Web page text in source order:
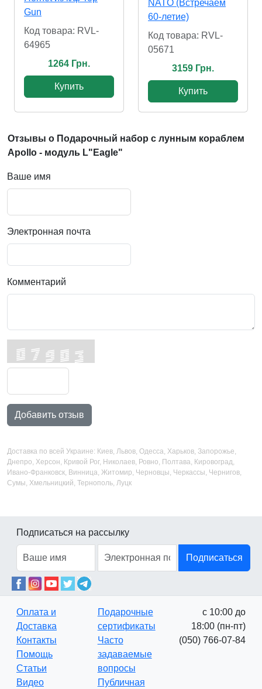
Gun
Код товара: RVL-
64965
1264 Грн.
Купить
NATO (Встречаем
60-летие)
Код товара: RVL-
05671
3159 Грн.
Купить
Отзывы о Подарочный набор с лунным кораблем
Apollo - модуль L"Eagle"
Ваше имя
Электронная почта
Комментарий
Добавить отзыв
Доставка по всей Украине: Киев, Львов, Одесса, Харьков, Запорожье,
Днепро, Херсон, Кривой Рог, Николаев, Ровно, Полтава, Кировоград,
Ивано-Франковск, Винница, Житомир, Черновцы, Черкассы, Чернигов,
Сумы, Хмельницкий, Тернополь, Луцк
Подписаться на рассылку
Подписаться
Оплата и
Доставка
Контакты
Помощь
Статьи
Видео
Подарочные
сертификаты
Часто
задаваемые
вопросы
Публичная
с 10:00 до
18:00 (пн-пт)
(050) 766-07-84